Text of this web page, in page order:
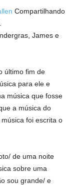
Compartilhando
James e
último fim de
para ele e
música que fosse
a música do
foi escrita o
de uma noite
sobre uma
sou grande/ e